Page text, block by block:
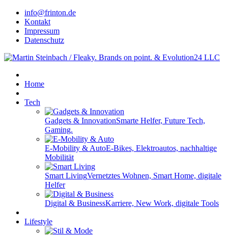
info@frinton.de
Kontakt
Impressum
Datenschutz
Home
Tech
Gadgets & InnovationSmarte Helfer, Future Tech,
Gaming.
E-Mobility & AutoE-Bikes, Elektroautos, nachhaltige
Mobilität
Smart LivingVernetztes Wohnen, Smart Home, digitale
Helfer
Digital & BusinessKarriere, New Work, digitale Tools
Lifestyle